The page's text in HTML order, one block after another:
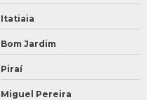
Itatiaia
Bom Jardim
Piraí
Miguel Pereira